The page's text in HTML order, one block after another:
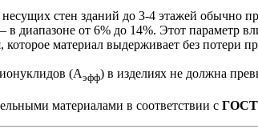
несущих стен зданий до 3-4 этажей
от 6% до 14%. Этот параметр
материал выдерживает без потери
(Аэфф) в изделиях не должна
материалами в соответствии с ГОСТ